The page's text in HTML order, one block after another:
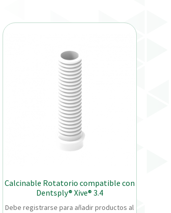
Calcinable Rotatorio compatible con
Dentsply® Xive® 3.4
Debe registrarse para añadir productos al